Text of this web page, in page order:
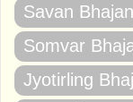
Savan Bhajan
Somvar
Jyotirling